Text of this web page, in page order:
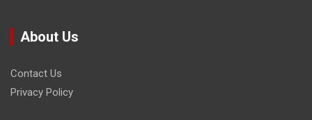
About Us
Contact Us
Privacy Policy